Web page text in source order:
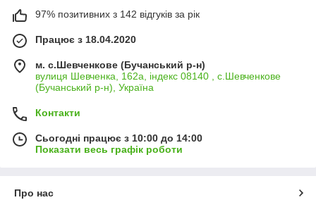
97% позитивних з 142 відгуків за рік
Працює з 18.04.2020
м. с.Шевченкове (Бучанський р-н)
вулиця Шевченка, 162а, індекс 08140 , с.Шевченкове
(Бучанський р-н), Україна
Контакти
Сьогодні працює з 10:00 до 14:00
Показати весь графік роботи
Про нас